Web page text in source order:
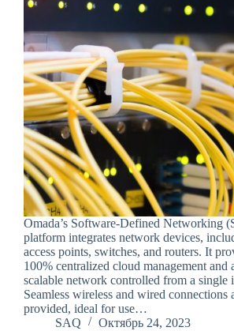
Omada’s Software-Defined Networking
platform integrates network devices,
access points, switches, and routers. It
100% centralized cloud management and
scalable network controlled from a single
Seamless wireless and wired connections
provided, ideal for use…
SAQ
Октябрь 24, 2023